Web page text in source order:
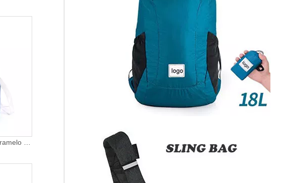
Promoción Barato Lindo Caramelo Terciopelo Navidad Halloween Caramelo Bolsa Conejo Oreja Pascua Cordón Bolsas de regalo